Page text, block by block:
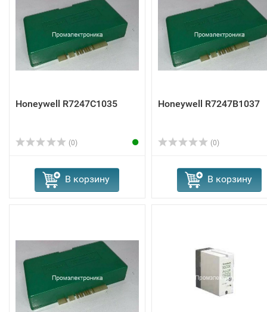
Honeywell R7247C1035
(0)
В корзину
Honeywell R7247B1037
(0)
В корзину